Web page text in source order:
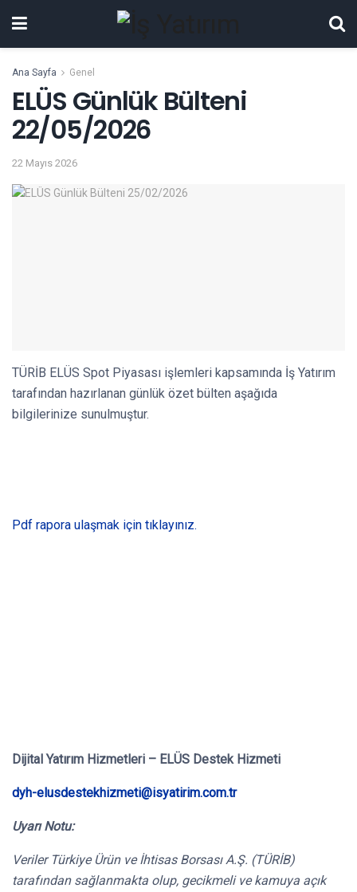
Ana Sayfa Genel
ELÜS Günlük Bülteni
22/05/2026
22 Mayıs 2026
TÜRİB ELÜS Spot Piyasası işlemleri kapsamında İş Yatırım
tarafından hazırlanan günlük özet bülten aşağıda
bilgilerinize sunulmuştur.
Pdf rapora ulaşmak için tıklayınız.
Dijital Yatırım Hizmetleri – ELÜS Destek Hizmeti
dyh-elusdestekhizmeti@isyatirim.com.tr
Uyarı Notu:
Veriler Türkiye Ürün ve İhtisas Borsası A.Ş. (TÜRİB)
tarafından sağlanmakta olup, gecikmeli ve kamuya açık